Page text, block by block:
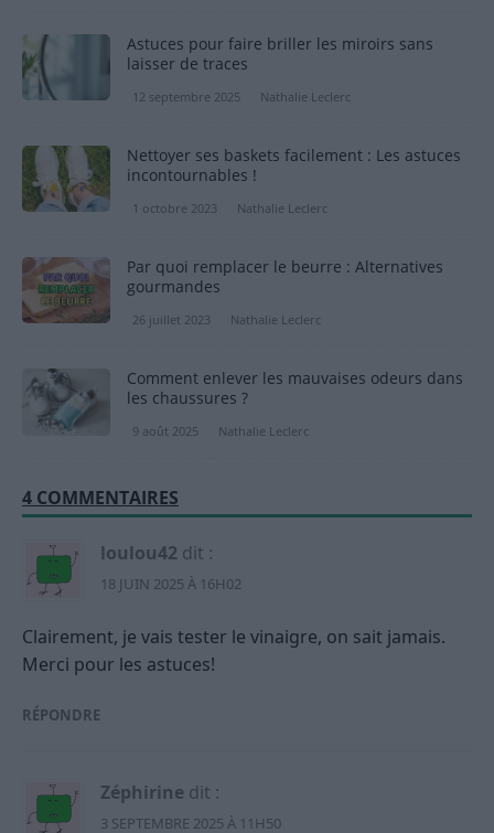
Astuces pour faire briller les miroirs sans
laisser de traces
12 septembre 2025 Nathalie Leclerc
Nettoyer ses baskets facilement : Les astuces
incontournables !
1 octobre 2023 Nathalie Leclerc
Par quoi remplacer le beurre : Alternatives
gourmandes
26 juillet 2023 Nathalie Leclerc
Comment enlever les mauvaises odeurs dans
les chaussures ?
9 août 2025 Nathalie Leclerc
4 COMMENTAIRES
loulou42 dit :
18 JUIN 2025 À 16H02
Clairement, je vais tester le vinaigre, on sait jamais.
Merci pour les astuces!
RÉPONDRE
Zéphirine dit :
3 SEPTEMBRE 2025 À 11H50